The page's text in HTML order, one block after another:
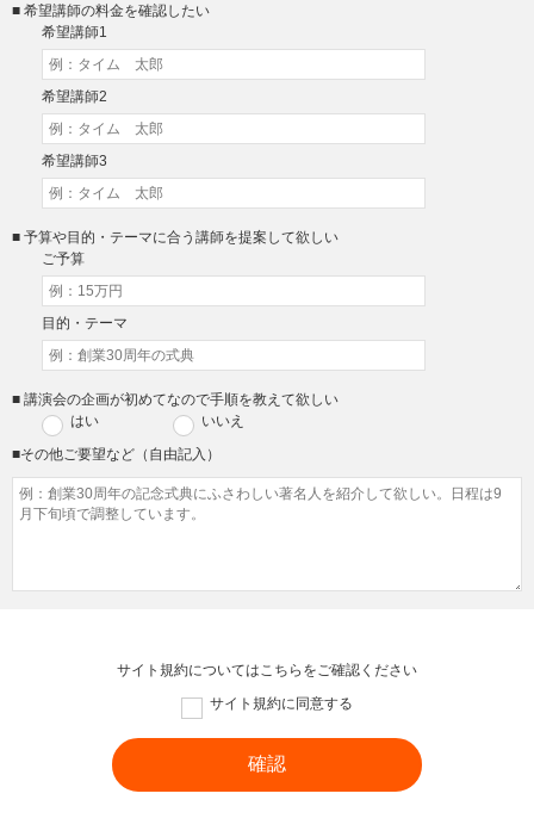
■ 希望講師の料金を確認したい
希望講師1
希望講師2
希望講師3
■ 予算や目的・テーマに合う講師を提案して欲しい
ご予算
目的・テーマ
■ 講演会の企画が初めてなので手順を教えて欲しい
はい
いいえ
■その他ご要望など（自由記入）
サイト規約についてはこちら をご確認ください
サイト規約に同意する